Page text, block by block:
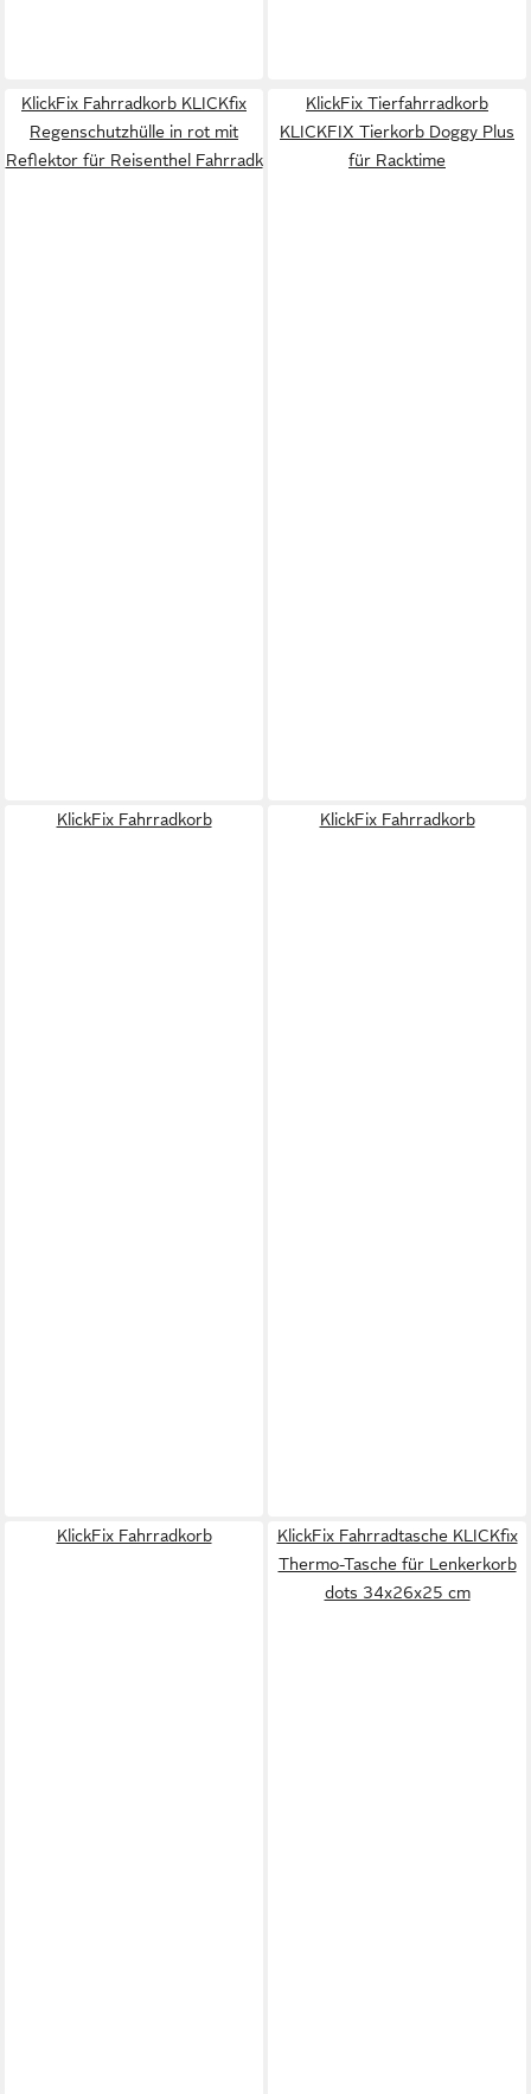
KlickFix Fahrradkorb KLICKfix
Regenschutzhülle in rot mit
Reflektor für Reisenthel Fahrradk
KlickFix Tierfahrradkorb
KLICKFIX Tierkorb Doggy Plus
für Racktime
KlickFix Fahrradkorb KlickFix Fahrradkorb
KlickFix Fahrradkorb
KlickFix Fahrradtasche KLICKfix
Thermo-Tasche für Lenkerkorb
dots 34x26x25 cm